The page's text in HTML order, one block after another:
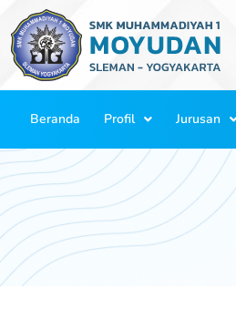
Lewati
ke
konten
Beranda Profil Jurusan